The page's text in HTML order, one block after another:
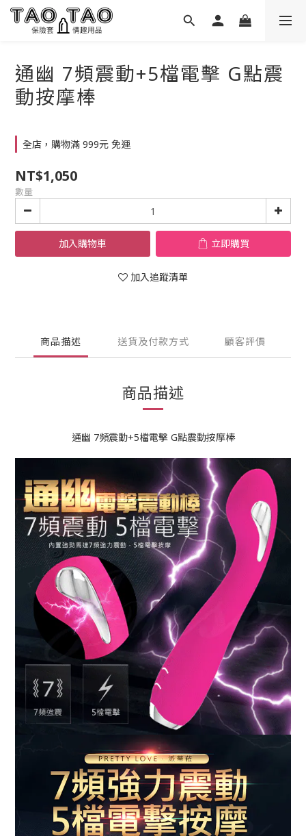
通幽 7頻震動+5檔電擊 G點震
動按摩棒
全店，購物滿 999元 免運
NT$1,050
數量
加入購物車 立即購買
加入追蹤清單
商品描述 送貨及付款方式 顧客評價
商品描述
通幽 7頻震動+5檔電擊 G點震動按摩棒